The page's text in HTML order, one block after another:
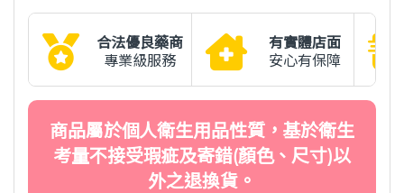
合法優良藥商
專業級服務
有實體店面
安心有保障
商品屬於個人衛生用品性質，基於衛生
考量不接受瑕疵及寄錯(顏色、尺寸)以
外之退換貨。